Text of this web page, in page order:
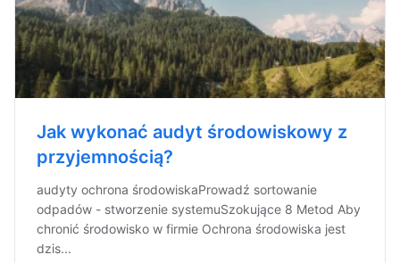
Jak wykonać audyt środowiskowy z
przyjemnością?
audyty ochrona środowiskaProwadź sortowanie
odpadów - stworzenie systemuSzokujące 8 Metod Aby
chronić środowisko w firmie Ochrona środowiska jest
dzis...